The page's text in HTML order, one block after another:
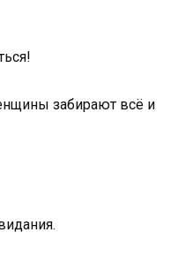
забирают всё и